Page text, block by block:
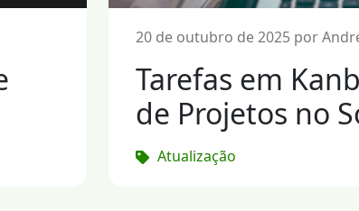
20 de outubro de 2025 por
Tarefas em
de Projetos no
Atualização